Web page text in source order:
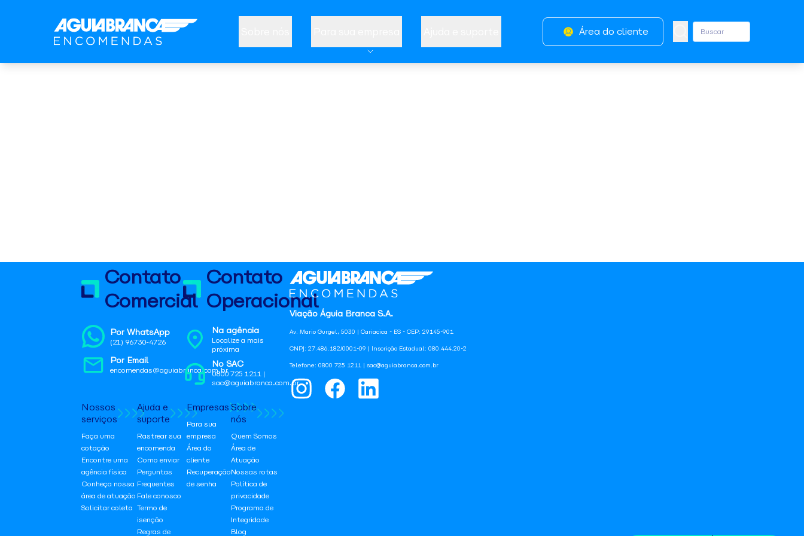
Área do cliente
Viação Águia Branca S.A.
Av. Mario Gurgel, 5030 | Cariacica - ES - CEP: 29145-901
CNPJ: 27.486.182/0001-09 | Inscrição Estadual: 080.444.20-2
Telefone: 0800 725 1211 | sac@aguiabranca.com.br
Contato
Comercial
Por WhatsApp
(21) 96730-4726
Por Email
encomendas@aguiabranca.com.br
Contato
Operacional
Na agência
Localize a mais
próxima
No SAC
0800 725 1211 |
sac@aguiabranca.com.br
Nossos
serviços
Faça uma
cotação
Encontre uma
agência física
Conheça nossa
área de atuação
Solicitar coleta
Ajuda e
suporte
Rastrear sua
encomenda
Como enviar
Perguntas
Frequentes
Fale conosco
Termo de
isenção
Regras de
Empresas
Para sua
empresa
Área do
cliente
Recuperação
de senha
Sobre
nós
Quem Somos
Área de
Atuação
Nossas rotas
Política de
privacidade
Programa de
Integridade
Blog